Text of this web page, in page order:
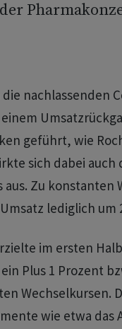
nachlassenden
geführt, wie
sich dabei auch
Zu konstanten
lediglich um
im ersten
Plus 1 Prozent
Wechselkursen.
wie etwa das